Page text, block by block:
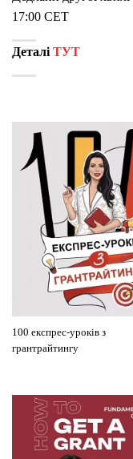
17:00 CET
Деталі ТУТ
100 експрес-уроків з
грантрайтингу